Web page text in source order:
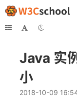
Java 实
小
2018-10-09